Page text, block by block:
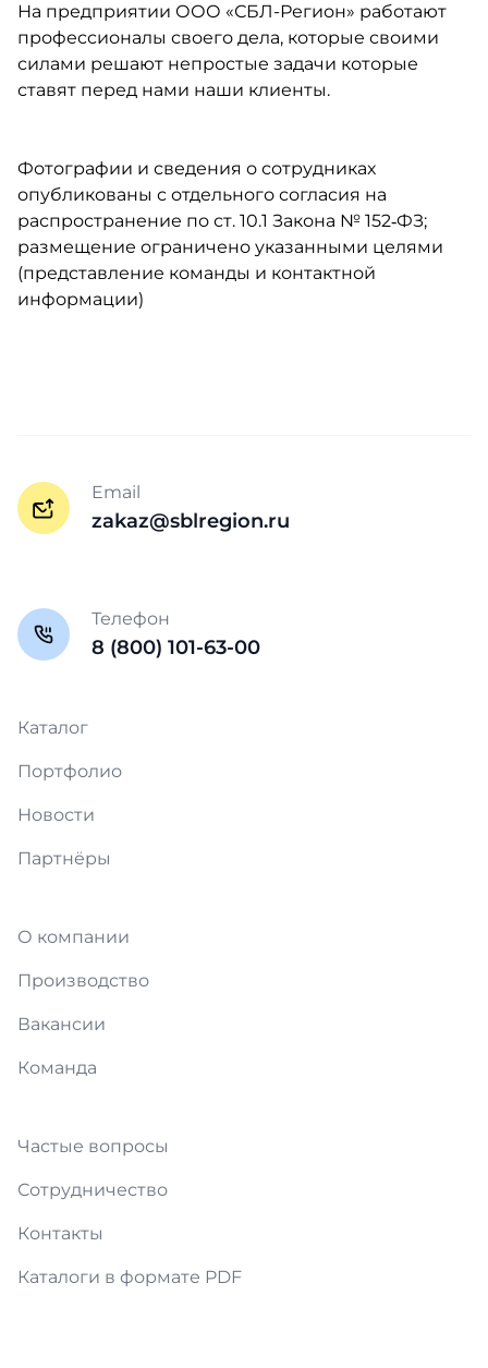
На предприятии ООО «СБЛ-Регион» работают
профессионалы своего дела, которые своими
силами решают непростые задачи которые
ставят перед нами наши клиенты.
Фотографии и сведения о сотрудниках
опубликованы с отдельного согласия на
распространение по ст. 10.1 Закона № 152‑ФЗ;
размещение ограничено указанными целями
(представление команды и контактной
информации)
Email
zakaz@sblregion.ru
Телефон
8 (800) 101-63-00
Каталог
Портфолио
Новости
Партнёры
О компании
Производство
Вакансии
Команда
Частые вопросы
Сотрудничество
Контакты
Каталоги в формате PDF